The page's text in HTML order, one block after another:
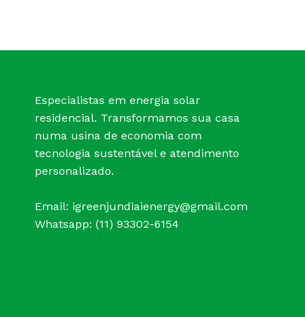
Especialistas em energia solar
residencial. Transformamos sua casa
numa usina de economia com
tecnologia sustentável e atendimento
personalizado.
Email: igreenjundiaienergy@gmail.com
Whatsapp: (11) 93302-6154